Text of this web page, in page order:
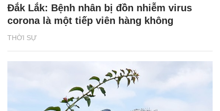
THỜI SỰ
Đắk Lắk: Bệnh nhân bị đồn nhiễm virus
corona là một tiếp viên hàng không